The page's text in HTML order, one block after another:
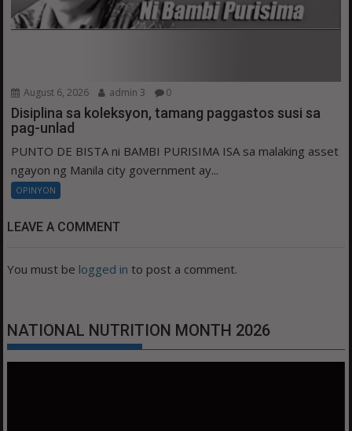
August 6, 2026 admin 3 0
Disiplina sa koleksyon, tamang paggastos susi sa
pag-unlad
PUNTO DE BISTA ni BAMBI PURISIMA ISA sa malaking asset
ngayon ng Manila city government ay...
OPINYON
LEAVE A COMMENT
You must be logged in to post a comment.
NATIONAL NUTRITION MONTH 2026